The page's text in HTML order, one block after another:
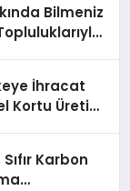
Bilmeniz
İhracat
Kortu Üretim
Karbon